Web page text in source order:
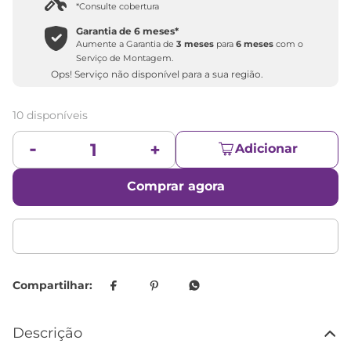
*Consulte cobertura
Garantia de6 meses*
Aumente a Garantia de3 meses para6 meses com o
Serviço de Montagem.
Ops! Serviço não disponível para a sua região.
10 disponíveis
Adicionar
Comprar agora
Descrição